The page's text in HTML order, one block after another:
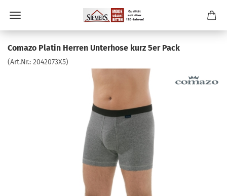
Comazo Platin Herren Unterhose kurz 5er Pack
(Art.Nr.: 2042073X5)